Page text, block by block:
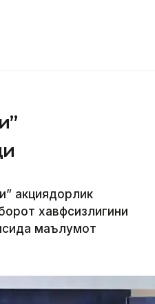
акциядорлик
хавфсизлигини
маълумот